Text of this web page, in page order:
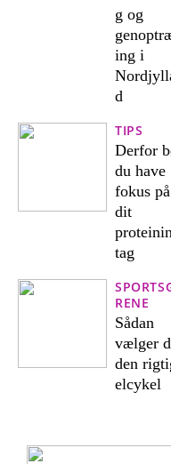
g og
ing i
d
TIPS
Derfor
du have
fokus på
dit
tag
RENE
Sådan
vælger
den
elcykel